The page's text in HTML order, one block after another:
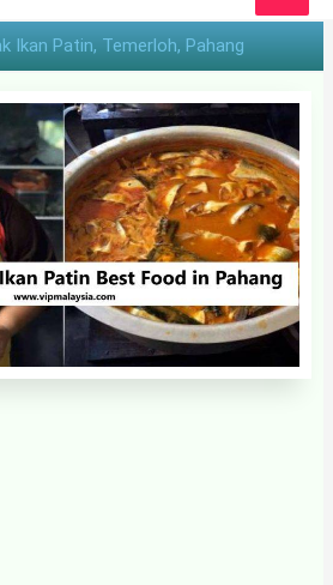
Ikan Patin, Temerloh, Pahang